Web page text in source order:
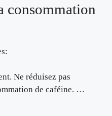
consommation
Ne réduisez pas
de caféine. …